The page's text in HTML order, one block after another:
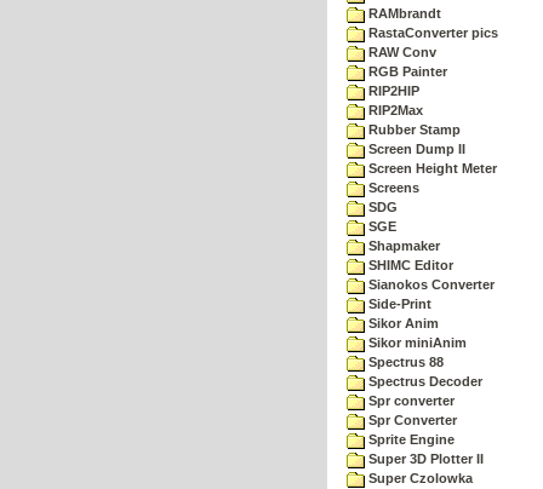
RAMbrandt
RastaConverter pics
RAW Conv
RGB Painter
RIP2HIP
RIP2Max
Rubber Stamp
Screen Dump II
Screen Height Meter
Screens
SDG
SGE
Shapmaker
SHIMC Editor
Sianokos Converter
Side-Print
Sikor Anim
Sikor miniAnim
Spectrus 88
Spectrus Decoder
Spr converter
Spr Converter
Sprite Engine
Super 3D Plotter II
Super Czolowka